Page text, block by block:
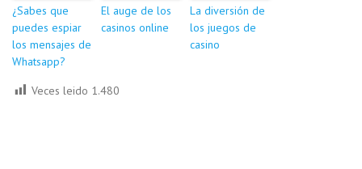
¿Sabes que
puedes espiar
los mensajes de
Whatsapp?
El auge de los
casinos online
La diversión de
los juegos de
casino
Veces leido 1.480